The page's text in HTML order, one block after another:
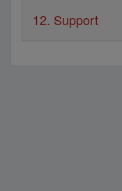
12. Support